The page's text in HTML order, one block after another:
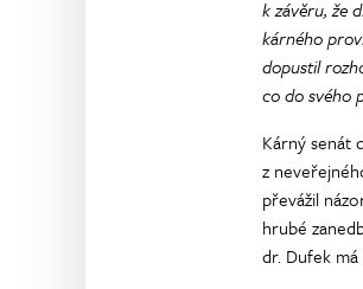
k závěru, že
kárného
dopustil
co do svého
Kárný senát
z
převážil
hrubé
dr. Dufek